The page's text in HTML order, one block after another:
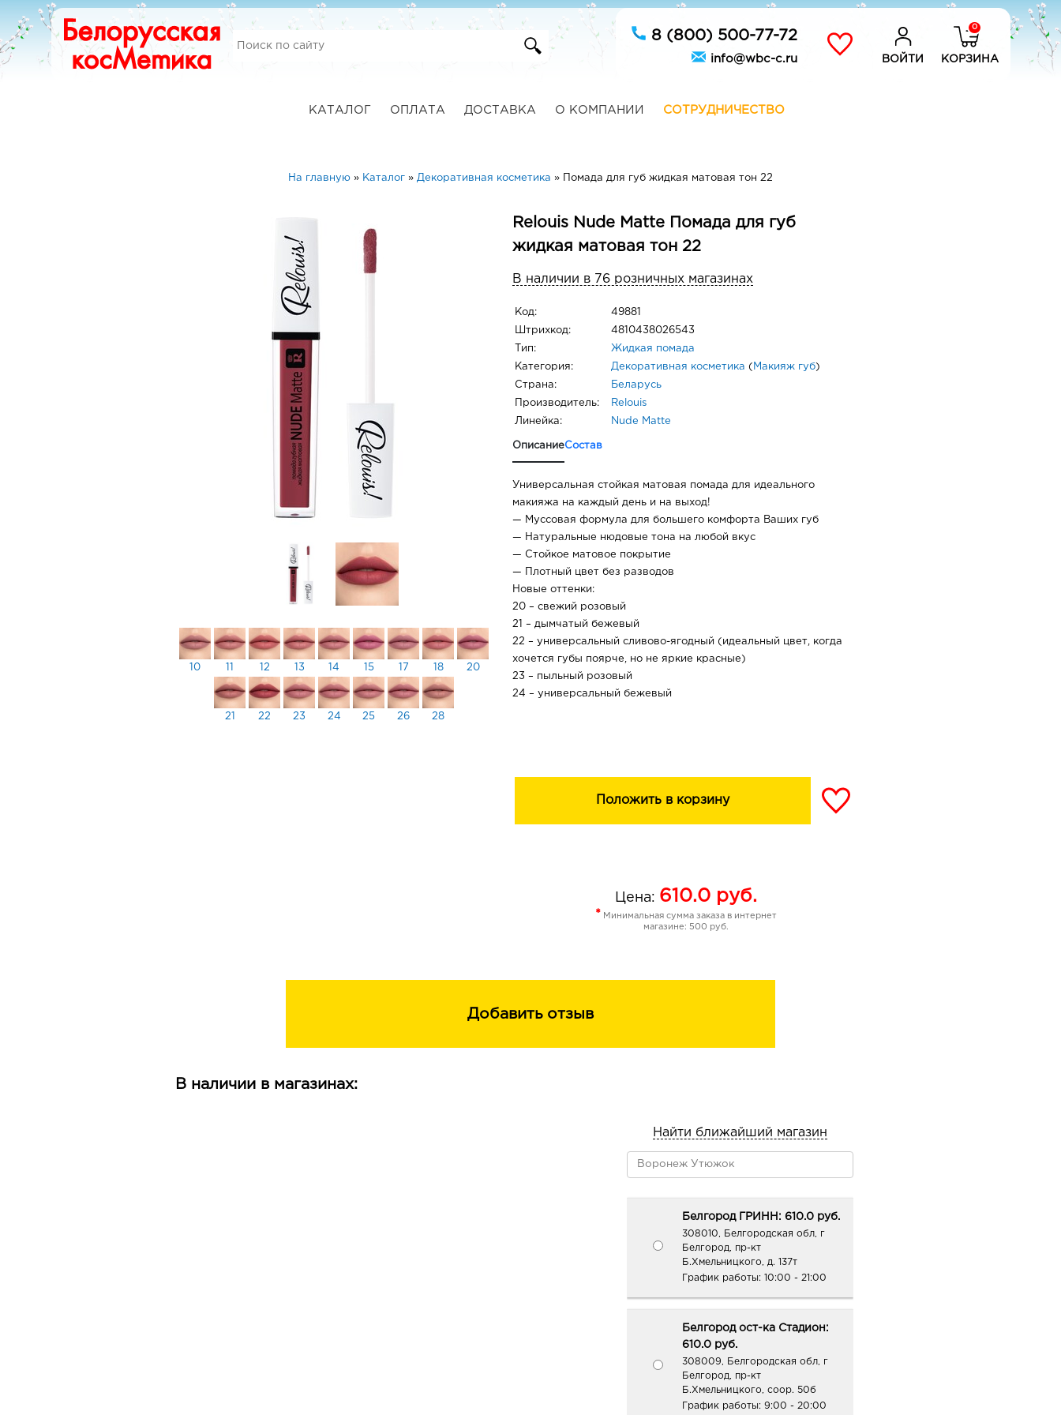
8 (800) 500-77-72
info@wbc-c.ru ВОЙТИ
0
КОРЗИНА
КАТАЛОГ ОПЛАТА ДОСТАВКА О КОМПАНИИ СОТРУДНИЧЕСТВО
На главную » Каталог » Декоративная косметика » Помада для губ жидкая матовая тон 22
10 12 13 14 15 17 18 20
21 22 23 24 25 26 28
Relouis Nude Matte Помада для губ
жидкая матовая тон 22
В наличии в 76 розничных магазинах
Код: 49881
Штрихкод: 4810438026543
Тип: Жидкая помада
Категория: Декоративная косметика ( Макияж губ)
Страна: Беларусь
Производитель: Relouis
Линейка: Nude Matte
ОписаниеСостав
Универсальная стойкая матовая помада для идеального
макияжа на каждый день и на выход!
— Муссовая формула для большего комфорта Ваших губ
— Натуральные нюдовые тона на любой вкус
— Стойкое матовое покрытие
— Плотный цвет без разводов
Новые оттенки:
20 – свежий розовый
21 – дымчатый бежевый
22 – универсальный сливово-ягодный (идеальный цвет, когда
хочется губы поярче, но не яркие красные)
23 – пыльный розовый
24 – универсальный бежевый
Положить в корзину
Цена: 610.0 руб.
* Минимальная сумма заказа в интернет
магазине: 500 руб.
Добавить отзыв
В наличии в магазинах:
Найти ближайший магазин
Белгород ГРИНН: 610.0 руб.
308010, Белгородская обл, г
Белгород, пр-кт
Б.Хмельницкого, д. 137т
График работы: 10:00 - 21:00
Белгород ост-ка Стадион:
610.0 руб.
308009, Белгородская обл, г
Белгород, пр-кт
Б.Хмельницкого, соор. 50б
График работы: 9:00 - 20:00